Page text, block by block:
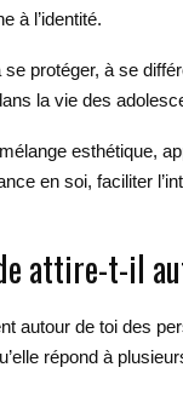
à l’identité.
protéger, à se
la vie des
esthétique,
en soi, faciliter
attire-t-il
autour de toi des
répond à